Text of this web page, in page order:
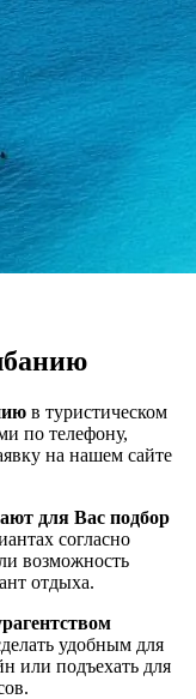
в туристическом
по телефону,
на нашем сайте
для Вас подбор
согласно
возможность
отдыха.
удобным для
или подъехать для